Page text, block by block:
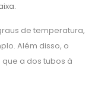
de temperatura,
Além disso, o
a dos tubos à